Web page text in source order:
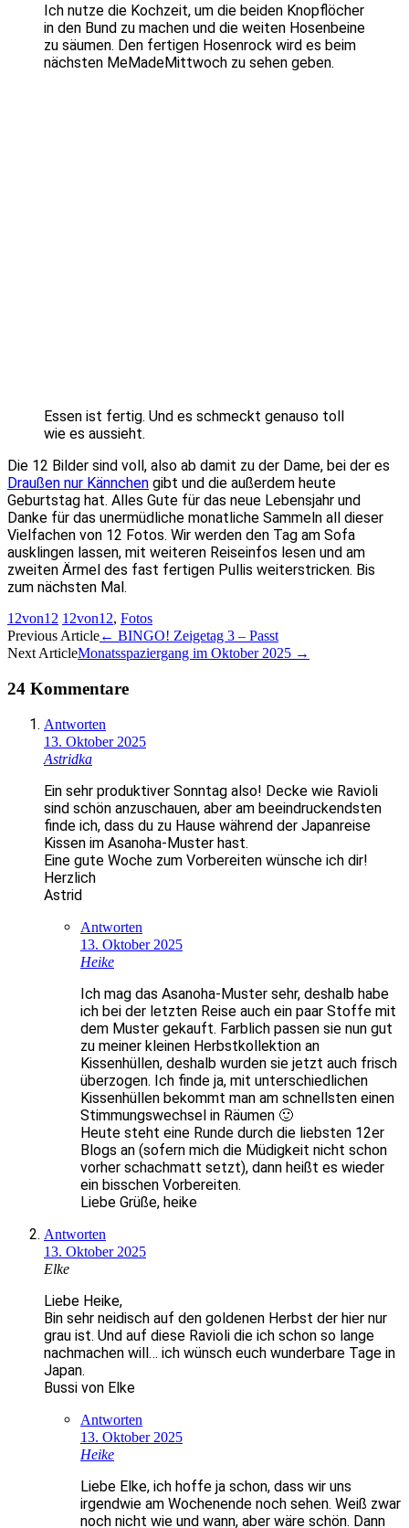
Ich nutze die Kochzeit, um die beiden Knopflöcher
in den Bund zu machen und die weiten Hosenbeine
zu säumen. Den fertigen Hosenrock wird es beim
nächsten MeMadeMittwoch zu sehen geben.
Essen ist fertig. Und es schmeckt genauso toll
wie es aussieht.
Die 12 Bilder sind voll, also ab damit zu der Dame, bei der es
Draußen nur Kännchen gibt und die außerdem heute
Geburtstag hat. Alles Gute für das neue Lebensjahr und
Danke für das unermüdliche monatliche Sammeln all dieser
Vielfachen von 12 Fotos. Wir werden den Tag am Sofa
ausklingen lassen, mit weiteren Reiseinfos lesen und am
zweiten Ärmel des fast fertigen Pullis weiterstricken. Bis
zum nächsten Mal.
12von12 12von12, Fotos
Artikel-
Navigation
Previous Article← BINGO! Zeigetag 3 – Passt
Next ArticleMonatsspaziergang im Oktober 2025 →
24 Kommentare
Antworten
13. Oktober 2025
Astridka
Ein sehr produktiver Sonntag also! Decke wie Ravioli
sind schön anzuschauen, aber am beeindruckendsten
finde ich, dass du zu Hause während der Japanreise
Kissen im Asanoha-Muster hast.
Eine gute Woche zum Vorbereiten wünsche ich dir!
Herzlich
Astrid
Antworten
13. Oktober 2025
Heike
Ich mag das Asanoha-Muster sehr, deshalb habe
ich bei der letzten Reise auch ein paar Stoffe mit
dem Muster gekauft. Farblich passen sie nun gut
zu meiner kleinen Herbstkollektion an
Kissenhüllen, deshalb wurden sie jetzt auch frisch
überzogen. Ich finde ja, mit unterschiedlichen
Kissenhüllen bekommt man am schnellsten einen
Stimmungswechsel in Räumen 🙂
Heute steht eine Runde durch die liebsten 12er
Blogs an (sofern mich die Müdigkeit nicht schon
vorher schachmatt setzt), dann heißt es wieder
ein bisschen Vorbereiten.
Liebe Grüße, heike
Antworten
13. Oktober 2025
Elke
Liebe Heike,
Bin sehr neidisch auf den goldenen Herbst der hier nur
grau ist. Und auf diese Ravioli die ich schon so lange
nachmachen will… ich wünsch euch wunderbare Tage in
Japan.
Bussi von Elke
Antworten
13. Oktober 2025
Heike
Liebe Elke, ich hoffe ja schon, dass wir uns
irgendwie am Wochenende noch sehen. Weiß zwar
noch nicht wie und wann, aber wäre schön. Dann